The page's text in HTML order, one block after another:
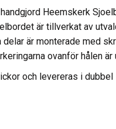
Heemskerk
är tillverkat av
delar är monterade med
ovanför hålen
och levereras i dubbel